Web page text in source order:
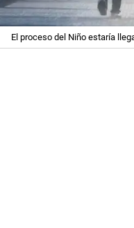
El proceso del Niño estaría